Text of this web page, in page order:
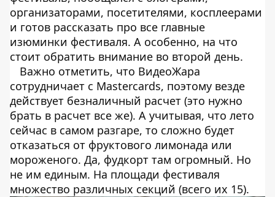
организаторами, посетителями, косплеерами
и готов рассказать про все главные
изюминки фестиваля. А особенно, на что
стоит обратить внимание во второй день.
Важно отметить, что ВидеоЖара
сотрудничает с Mastercards, поэтому везде
действует безналичный расчет (это нужно
брать в расчет все же). А учитывая, что лето
сейчас в самом разгаре, то сложно будет
отказаться от фруктового лимонада или
мороженого. Да, фудкорт там огромный. Но
не им единым. На площади фестиваля
множество различных секций (всего их 15).